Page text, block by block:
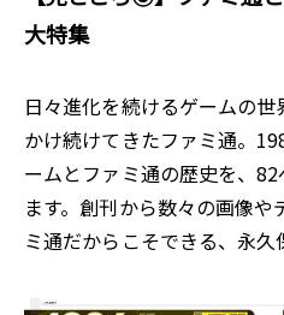
大特集
日々進化を続けるゲームの
かけ続けてきたファミ通。
ームとファミ通の歴史を、
ます。創刊から数々の画像
ミ通だからこそできる、永久